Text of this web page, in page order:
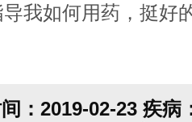
我如何用药，挺好
：2019-02-23 疾病